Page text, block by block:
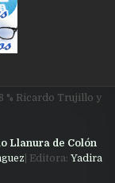
% Ricardo Trujillo y
Llanura de Colón
| Editora: Yadira